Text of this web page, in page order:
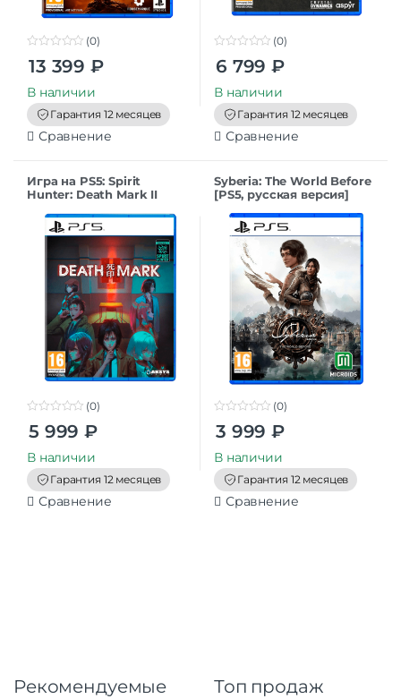
t
o
f
5
(0)
13 399 ₽
В наличии
Гарантия 12 месяцев
Сравнение
o
t
o
f
5
(0)
6 799 ₽
В наличии
Гарантия 12 месяцев
Сравнение
Игра на PS5: Spirit
Hunter: Death Mark II
o
t
o
f
5
(0)
5 999 ₽
В наличии
Гарантия 12 месяцев
Сравнение
Syberia: The World Before
[PS5, русская версия]
o
t
o
f
5
(0)
3 999 ₽
В наличии
Гарантия 12 месяцев
Сравнение
Рекомендуемые
Топ продаж